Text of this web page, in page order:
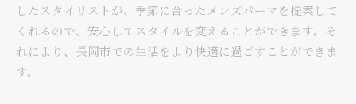
したスタイリストが、季節に合ったメンズパーマを提案して
くれるので、安心してスタイルを変えることができます。そ
れにより、長岡市での生活をより快適に過ごすことができま
す。